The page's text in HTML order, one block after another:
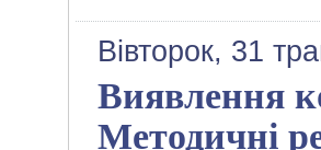
Вівторок, 31
Виявлення
Методичні